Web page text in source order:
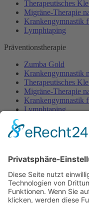
Therapeutisches
Migräne-Therapie
Krankengymnastik
Lymphtaping
Präventionstherapie
Zumba Gold
Krankengymnastik
Therapeutisches
Migräne-Therapie
Krankengymnastik
Lymphtaping
Rücken Therapie
Aqua Fitness
FDM – Faszien-
Zumba Gold